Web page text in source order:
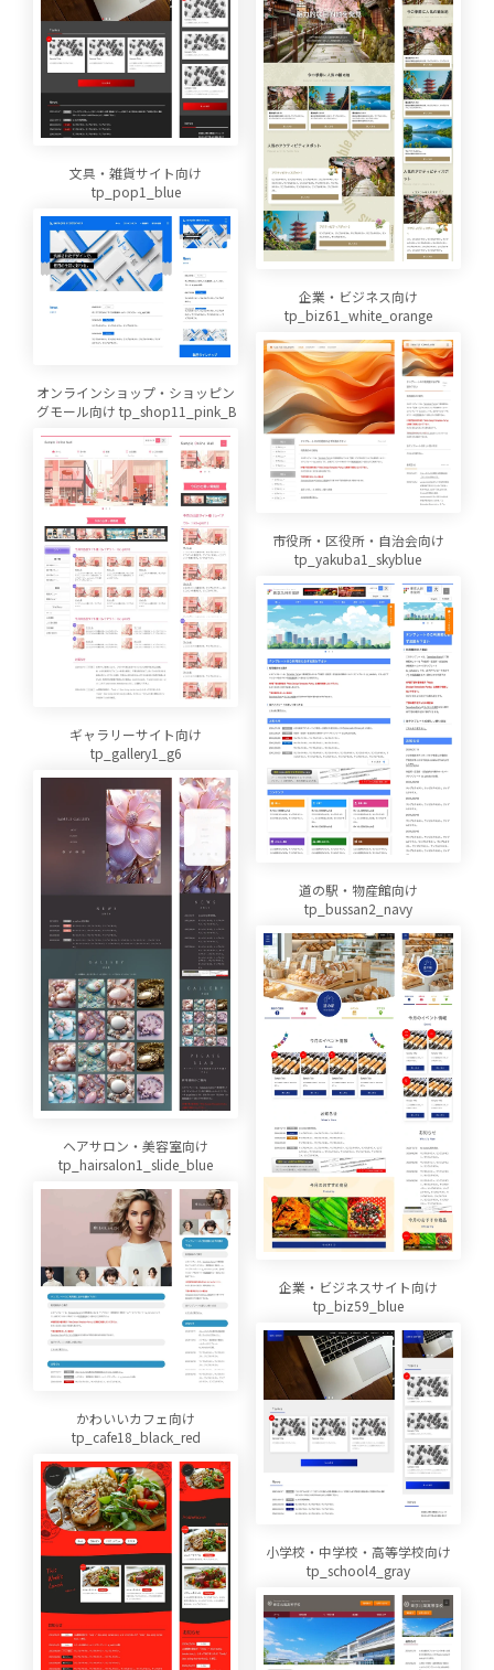
文具・雑貨サイト向け
tp_pop1_blue
企業・ビジネス向け
tp_biz61_white_orange
オンラインショップ・ショッピン
グモール向け tp_shop11_pink_B
市役所・区役所・自治会向け
tp_yakuba1_skyblue
ギャラリーサイト向け
tp_gallery1_g6
道の駅・物産館向け
tp_bussan2_navy
ヘアサロン・美容室向け
tp_hairsalon1_slide_blue
企業・ビジネスサイト向け
tp_biz59_blue
かわいいカフェ向け
tp_cafe18_black_red
小学校・中学校・高等学校向け
tp_school4_gray